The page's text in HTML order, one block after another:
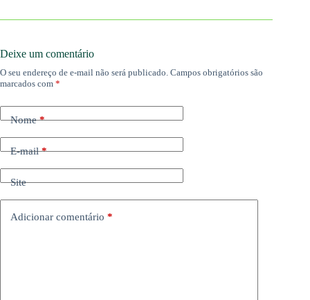
Deixe um comentário
O seu endereço de e-mail não será publicado. Campos obrigatórios são
marcados com *
Nome*
E-mail*
Site
Adicionar comentário *